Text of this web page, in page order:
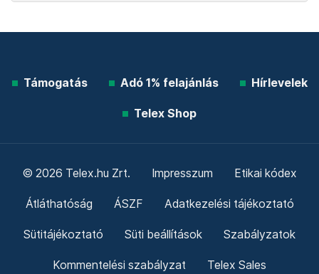
Támogatás Adó 1% felajánlás Hírlevelek
Telex Shop
© 2026 Telex.hu Zrt. Impresszum Etikai kódex
Átláthatóság ÁSZF Adatkezelési tájékoztató
Sütitájékoztató Süti beállítások Szabályzatok
Kommentelési szabályzat Telex Sales